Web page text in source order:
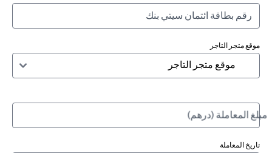
موقع متجر التاجر
مبلغ المعاملة (درهم)
تاريخ المعاملة